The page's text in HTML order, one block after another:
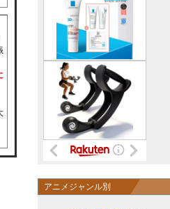
アニメジャンル別